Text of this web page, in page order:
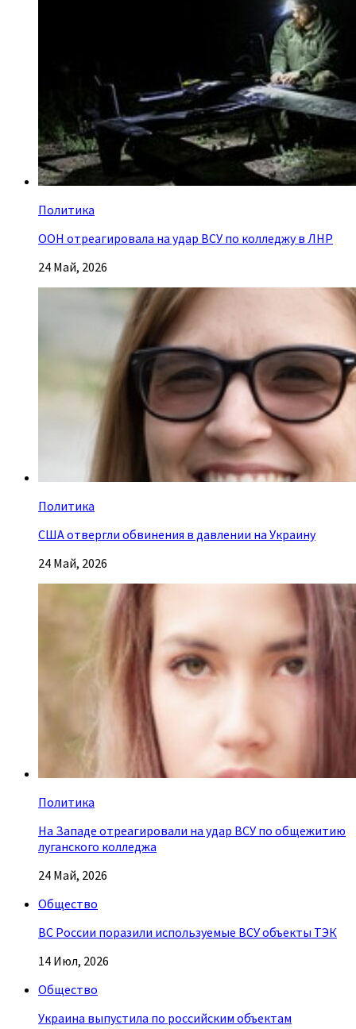
Политика
ООН отреагировала на удар ВСУ по колледжу в ЛНР
24 Май, 2026
Политика
США отвергли обвинения в давлении на Украину
24 Май, 2026
Политика
На Западе отреагировали на удар ВСУ по общежитию
луганского колледжа
24 Май, 2026
Общество
ВС России поразили используемые ВСУ объекты ТЭК
14 Июл, 2026
Общество
Украина выпустила по российским объектам